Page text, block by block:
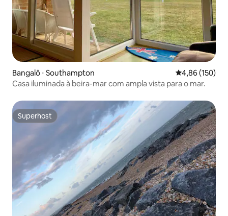
Bangalô ⋅ Southampton 4,86 de uma
4,86 (150)
Casa iluminada à beira-mar com ampla vista para o mar.
Superhost
Superhost